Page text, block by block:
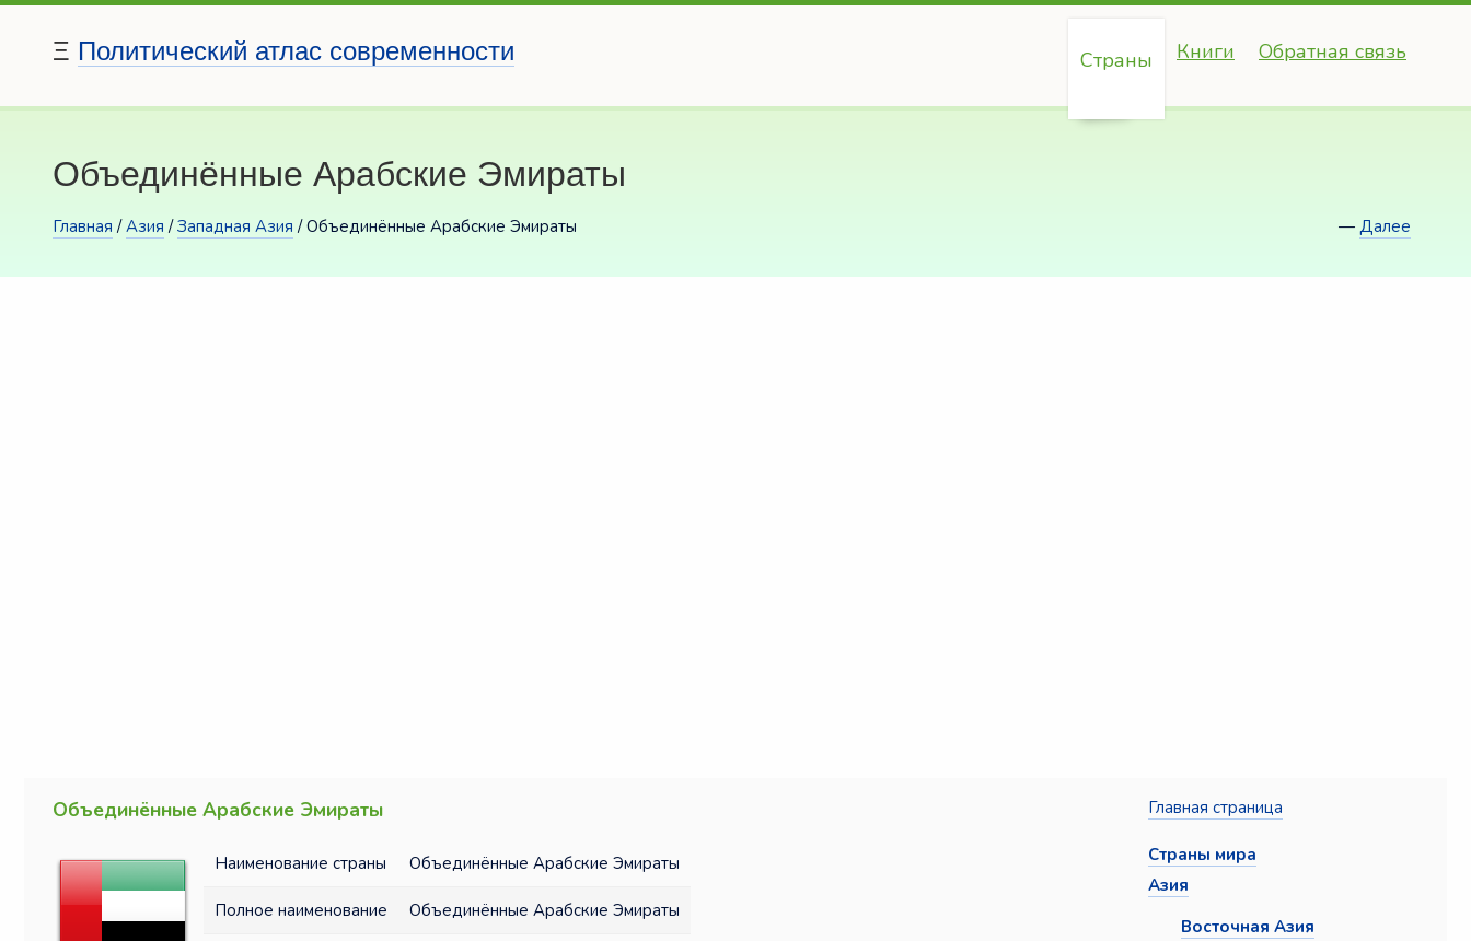
Ξ Политический атлас современности Страны Книги Обратная связь
Объединённые Арабские Эмираты
Главная /Азия /Западная Азия / Объединённые Арабские Эмираты — Далее
Объединённые Арабские Эмираты
Наименование страны Объединённые Арабские Эмираты
Полное наименование Объединённые Арабские Эмираты
Главная страница
Страны мира
Азия
Восточная Азия